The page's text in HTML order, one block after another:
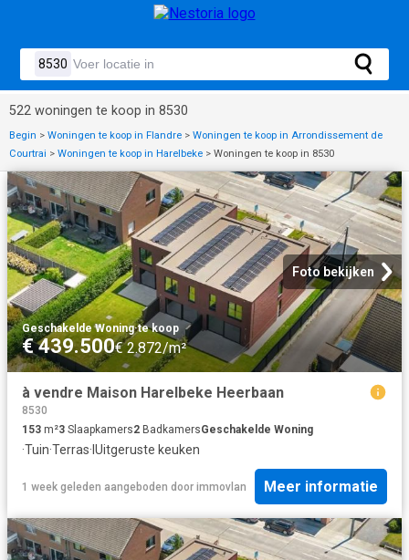
522 woningen te koop in 8530
Begin > Woningen te koop in Flandre > Woningen te koop in Arrondissement de
Courtrai > Woningen te koop in Harelbeke > Woningen te koop in 8530
Foto bekijken
Geschakelde Woning·te koop
€ 439.500€ 2.872/m²
à vendre Maison Harelbeke Heerbaan
8530
153 m²3 Slaapkamers2 BadkamersGeschakelde Woning
·Tuin·Terras· IUitgeruste keuken
1 week geleden aangeboden door immovlan Meer informatie